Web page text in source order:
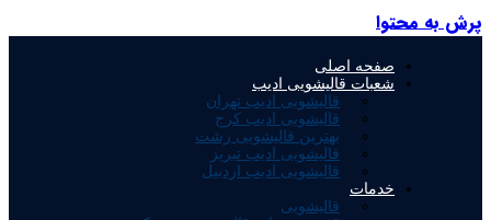
به محتوا
صفحه اصلی
شعبات قالیشویی ادیب
قالیشویی ادیب تهران
قالیشویی ادیب کرج
بهترین قالیشویی رشت
قالیشویی ادیب تبریز
قالیشویی ادیب اردبیل
خدمات
قالیشویی